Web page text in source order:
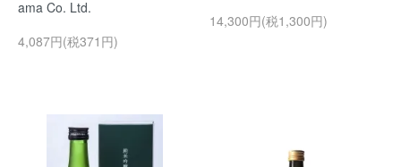
ama Co. Ltd.
4,087円(税371円)
14,300円(税1,300円)